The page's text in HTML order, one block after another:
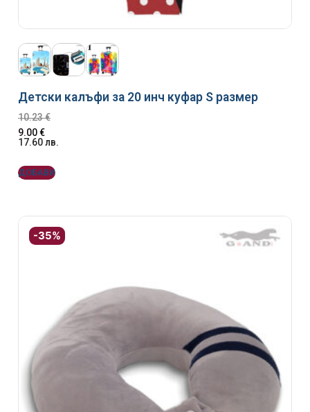
Детски калъфи за 20 инч куфар S размер
10.23€
9.00€
17.60лв.
ДОБАВИ
-35%